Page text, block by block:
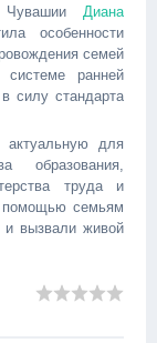
Чувашии Диана
особенности
семей
ранней
силу стандарта
актуальную для
образования,
труда и
помощью семьям
и вызвали живой